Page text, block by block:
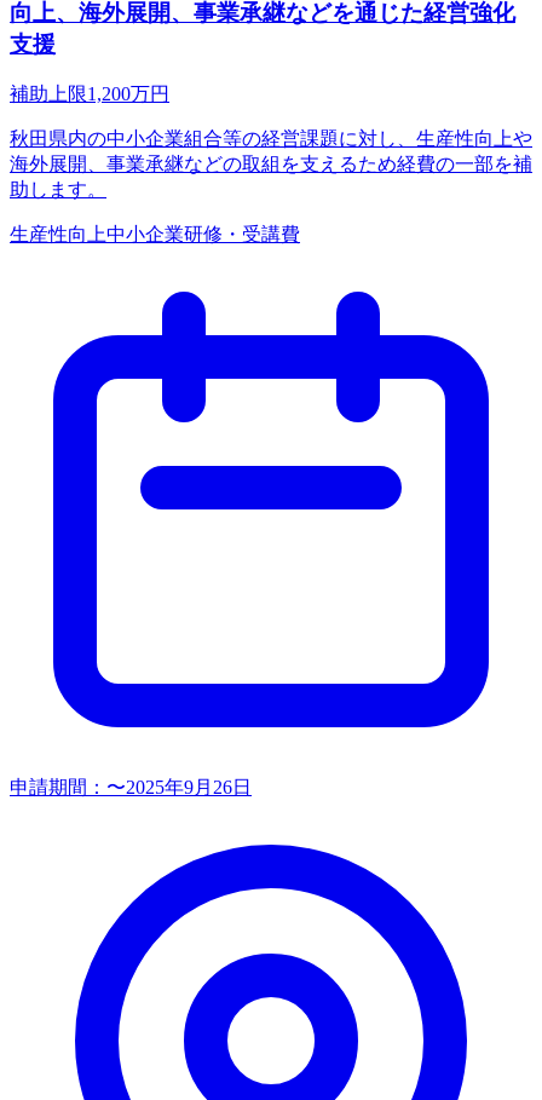
向上、海外展開、事業承継などを通じた経営強化
支援
補助上限1,200万円
秋田県内の中小企業組合等の経営課題に対し、生産性向上や
海外展開、事業承継などの取組を支えるため経費の一部を補
助します。
生産性向上中小企業研修・受講費
申請期間： 〜2025年9月26日